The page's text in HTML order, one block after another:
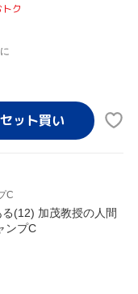
ク
C
(12) 加茂教授の人間
ンプC